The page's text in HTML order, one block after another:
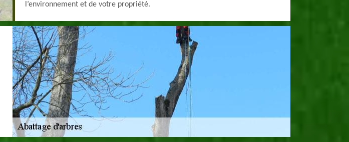
l’environnement et de votre propriété.